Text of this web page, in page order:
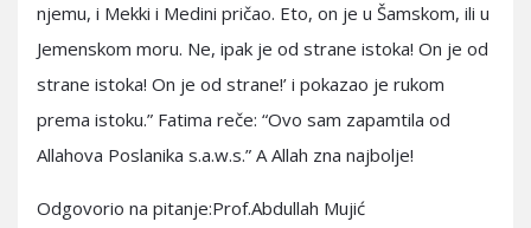
njemu, i Mekki i Medini pričao. Eto, on je u Šamskom, ili u
Jemenskom moru. Ne, ipak je od strane istoka! On je od
strane istoka! On je od strane!’ i pokazao je rukom
prema istoku.” Fatima reče: “Ovo sam zapamtila od
Allahova Poslanika s.a.w.s.” A Allah zna najbolje!
Odgovorio na pitanje:Prof.Abdullah Mujić